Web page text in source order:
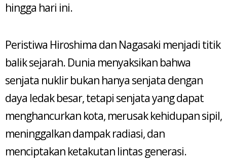
hingga hari ini.
Peristiwa Hiroshima dan Nagasaki menjadi titik
balik sejarah. Dunia menyaksikan bahwa
senjata nuklir bukan hanya senjata dengan
daya ledak besar, tetapi senjata yang dapat
menghancurkan kota, merusak kehidupan sipil,
meninggalkan dampak radiasi, dan
menciptakan ketakutan lintas generasi.